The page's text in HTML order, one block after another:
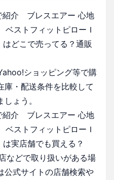
紹介 ブレスエアー 心地
ベストフィットピローＩ
はどこで売ってる？通販
ショッピング等で購
庫・配送条件を比較して
ょう。
紹介 ブレスエアー 心地
ベストフィットピローＩ
実店舗でも買える？
などで取り扱いがある場
公式サイトの店舗検索や